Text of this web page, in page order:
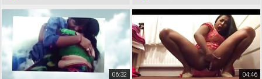
06:32 04:46